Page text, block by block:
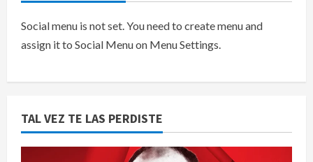
Social menu is not set. You need to create menu and
assign it to Social Menu on Menu Settings.
TAL VEZ TE LAS PERDISTE